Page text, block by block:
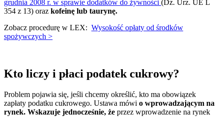
grudnia 2008 r. w sprawie dodatków do żywności (Dz. Urz. UE L
354 z 13) oraz kofeinę lub taurynę.
Zobacz procedurę w LEX: Wysokość opłaty od środków
spożywczych >
Kto liczy i płaci podatek cukrowy?
Problem pojawia się, jeśli chcemy określić, kto ma obowiązek
zapłaty podatku cukrowego. Ustawa mówi o wprowadzającym na
rynek. Wskazuje jednocześnie, że przez wprowadzenie na rynek